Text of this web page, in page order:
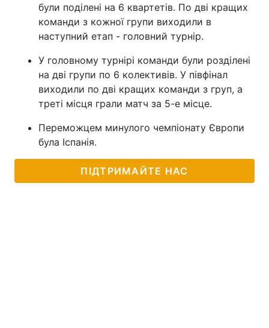
були поділені на 6 квартетів. По дві кращих
команди з кожної групи виходили в
наступний етап - головний турнір.
У головному турнірі команди були розділені
на дві групи по 6 колективів. У півфінал
виходили по дві кращих команди з груп, а
треті місця грали матч за 5-е місце.
Переможцем минулого чемпіонату Європи
була Іспанія.
ПІДТРИМАЙТЕ НАС